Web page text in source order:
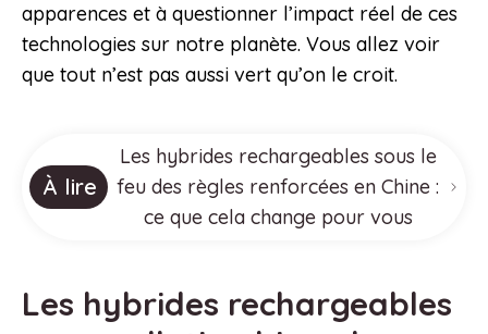
apparences et à questionner l’impact réel de ces
technologies sur notre planète. Vous allez voir
que tout n’est pas aussi vert qu’on le croit.
À lire
Les hybrides rechargeables sous le
feu des règles renforcées en Chine :
ce que cela change pour vous
Les hybrides rechargeables